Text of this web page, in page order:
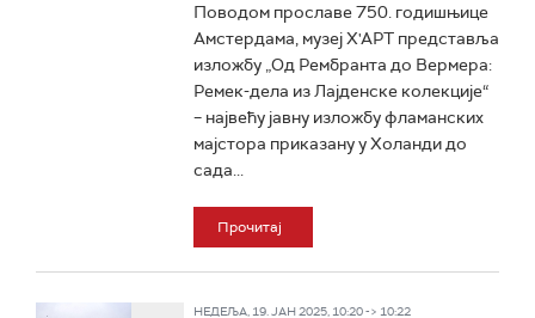
Поводом прославе 750. годишњице
Амстердама, музеј Х'АРТ представља
изложбу „Од Рембранта до Вермера:
Ремек-дела из Лајденске колекције“
– највећу јавну изложбу фламанских
мајстора приказану у Холанди до
сада...
Прочитај
НЕДЕЉА, 19. ЈАН 2025, 10:20 -> 10:22